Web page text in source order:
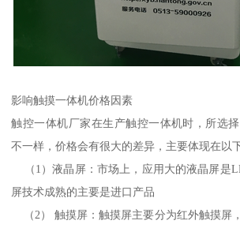
影响触摸一体机价格因素
触控一体机厂家在生产触控一体机时，所选
不一样，价格会有很大的差异，主要体现在以
（1）液晶屏：市场上，应用大的液晶屏是
屏技术成熟的主要是进口产品
（2） 触摸屏：触摸屏主要分为红外触摸屏